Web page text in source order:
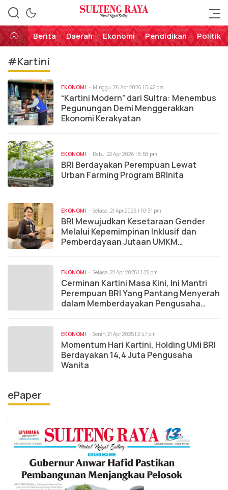
Sulteng Raya
Perekat Rakyat Sulteng
Berita
Daerah Ekonomi Pendidikan Politik
#Kartini
EKONOMI Minggu, 26 Apr 2026 | 5:42 pm
“Kartini Modern” dari Sultra: Menembus
Pegunungan Demi Menggerakkan
Ekonomi Kerakyatan
EKONOMI Rabu, 22 Apr 2026 | 8:58 pm
BRI Berdayakan Perempuan Lewat
Urban Farming Program BRInita
EKONOMI Selasa, 21 Apr 2026 | 10:31 pm
BRI Mewujudkan Kesetaraan Gender
Melalui Kepemimpinan Inklusif dan
Pemberdayaan Jutaan UMKM
EKONOMI Selasa, 22 Apr 2025 | 1:22 pm
Cerminan Kartini Masa Kini, Ini Mantri
Perempuan BRI Yang Pantang Menyerah
dalam Memberdayakan Pengusaha
EKONOMI Senin, 21 Apr 2025 | 2:47 pm
Momentum Hari Kartini, Holding UMi BRI
Berdayakan 14,4 Juta Pengusaha
Wanita
ePaper